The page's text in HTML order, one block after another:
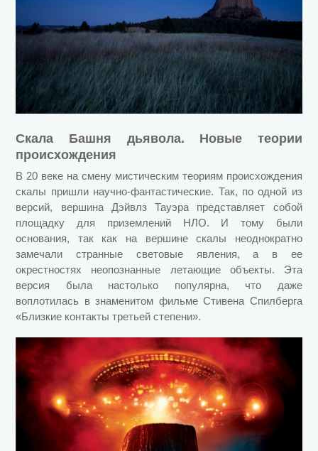
Скала Башня дьявола. Новые теории
происхождения
В 20 веке на смену мистическим теориям происхождения
скалы пришли научно-фантастические. Так, по одной из
версий, вершина Дэйвлз Тауэра представляет собой
площадку для приземлений НЛО. И тому были
основания, так как на вершине скалы неоднократно
замечали странные световые явления, а в ее
окрестностях неопознанные летающие объекты. Эта
версия была настолько популярна, что даже
воплотилась в знаменитом фильме Стивена Спилберга
«Близкие контакты третьей степени».